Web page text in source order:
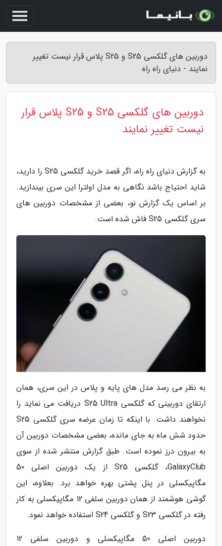
دوربین های گلکسی S25 و S25 پلاس قرار نیست تغییر
نمایند - دنیای راه راه
دوربین های گلکسی S25 و S25 پلاس قرار
نیست تغییر نمایند
به گزارش دنیای راه راه، اگر قصد خرید گلکسی S25 را دارید،
شاید احتیاج باشد نگاهی به مدل اولترا این سری بیندازید.
بر اساس یک گزارش نو، بعضی از مشخصات دوربین های
سری گلکسی S25 فاش شده است.
به نظر می رسد مدل های پایه و پلاس در این سری، همان
ارتقای دوربینی که گلکسی S25 Ultra دریافت می نماید را
نخواهند داشت. با اینکه تا زمان عرضه سری گلکسی S25
حدود شش ماه به جای مانده، بعضی مشخصات دوربین آن
به بیرون درز نموده است. طبق گزارش منتشر شده از سوی
GalaxyClub، گلکسی S25 از یک دوربین اصلی 50
مگاپیکسلی در پنل پشتی بهره خواهد برد. بعلاوه، این
گوشی هوشمند از همان دوربین سلفی 12 مگاپیکسلی به کار
رفته در گلکسی S23 و گلکسی S24 استفاده خواهد نمود.
دوربین اصلی 50 مگاپیکسلی و دوربین سلفی 12